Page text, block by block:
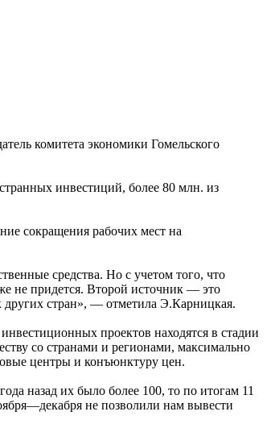
комитета экономики Гомельского
инвестиций, более 80 млн. из
сокращения рабочих мест на
средства. Но с учетом того, что
не придется. Второй источник — это
других стран», — отметила Э.Карницкая.
проектов находятся в стадии
со странами и регионами, максимально
центры и конъюнктуру цен.
назад их было более 100, то по итогам 11
не позволили нам вывести